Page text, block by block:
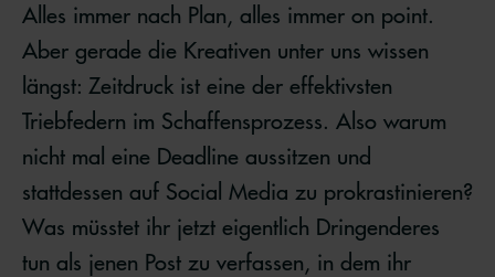
Alles immer nach Plan, alles immer on point.
Aber gerade die Kreativen unter uns wissen
längst: Zeitdruck ist eine der effektivsten
Triebfedern im Schaffensprozess. Also warum
nicht mal eine Deadline aussitzen und
stattdessen auf Social Media zu prokrastinieren?
Was müsstet ihr jetzt eigentlich Dringenderes
tun als jenen Post zu verfassen, in dem ihr